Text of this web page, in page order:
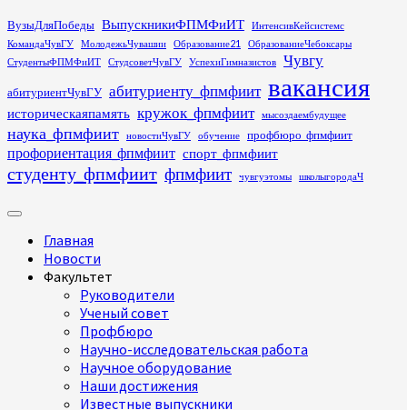
Перейти
к
содержимому
ВузыДляПобеды ВыпускникиФПМФиИТ
ИнтенсивКейсистемс
КомандаЧувГУ
МолодежьЧувашии Образование21
ОбразованиеЧебоксары
СтудентыФПМФиИТ
СтудсоветЧувГУ УспехиГимназистов Чувгу
абитуриентЧувГУ абитуриенту_фпмфиит вакансия
историческаяпамять кружок_фпмфиит мысоздаембудущее
наука_фпмфиит новостиЧувГУ обучение профбюро_фпмфиит
профориентация_фпмфиит спорт_фпмфиит
студенту_фпмфиит фпмфиит чувгуэтомы школыгородаЧ
Основное
Главная
Новости
Факультет
Руководители
Ученый совет
Профбюро
Научно-исследовательская работа
Научное оборудование
Наши достижения
Известные выпускники